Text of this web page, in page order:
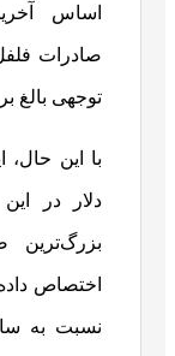
اساس
توجهی بالغ بر ۶ میلیارد دلار رسیده است.
دلار در
بزرگ‌ترین
اختصاص